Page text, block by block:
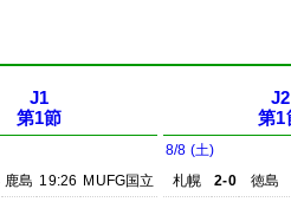
J1
第1節
鹿島 19:26 MUFG国立
J2
第1
8/8 (土)
札幌
2-0
徳島